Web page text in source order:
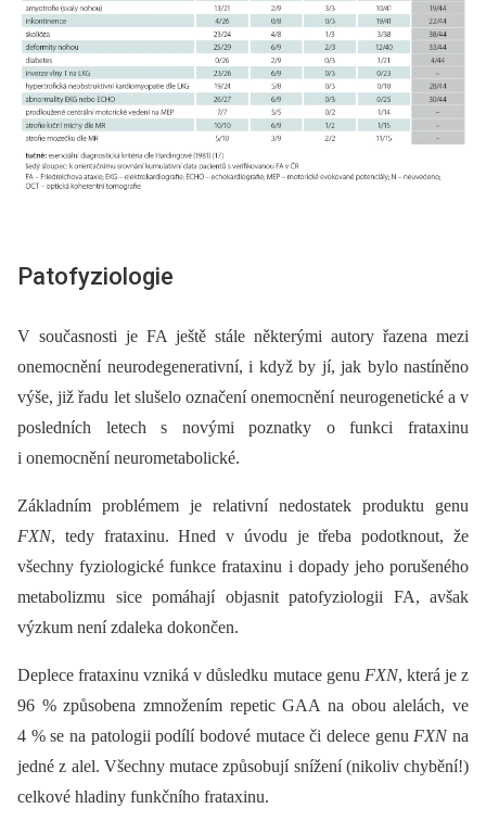
Patofyziologie
V současnosti je FA ještě stále některými autory řazena mezi
onemocnění neurodegenerativní, i když by jí, jak bylo nastíněno
výše, již řadu let slušelo označení onemocnění neurogenetické a v
posledních letech s novými poznatky o funkci frataxinu
i onemocnění neurometabolické.
Základním problémem je relativní nedostatek produktu genu
FXN, tedy frataxinu. Hned v úvodu je třeba podotknout, že
všechny fyziologické funkce frataxinu i dopady jeho porušeného
metabolizmu sice pomáhají objasnit patofyziologii FA, avšak
výzkum není zdaleka dokončen.
Deplece frataxinu vzniká v důsledku mutace genu FXN, která je z
96 % způsobena zmnožením repetic GAA na obou alelách, ve
4 % se na patologii podílí bodové mutace či delece genu FXNna
jedné z alel. Všechny mutace způsobují snížení (nikoliv chybění!)
celkové hladiny funkčního frataxinu.